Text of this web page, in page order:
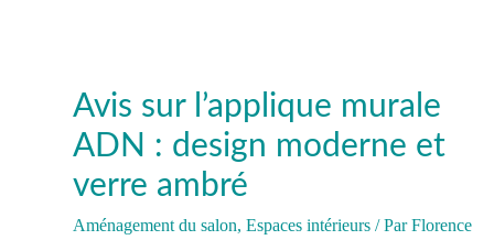
Avis sur l’applique murale
ADN : design moderne et
verre ambré
Aménagement du salon, Espaces intérieurs / ParFlorence